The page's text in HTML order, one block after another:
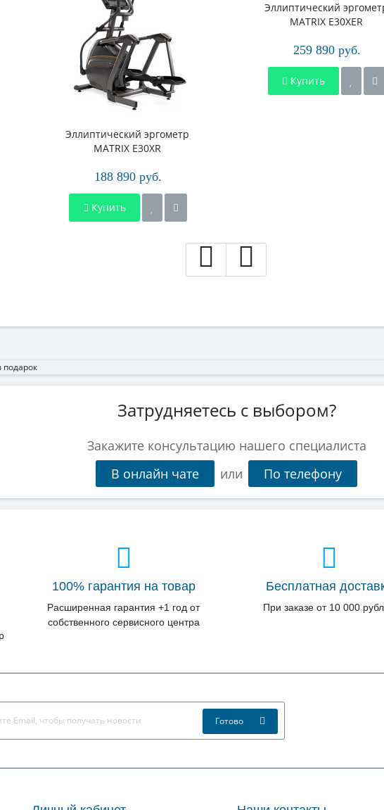
Эллиптический эргометр
MATRIX E30XR
188 890 руб.
Купить
Эллиптический
MATRIX E30XER
259 890 руб.
Купить
Затрудняетесь с выбором?
Закажите консультацию нашего специалиста
В онлайн чате
или По телефону
100% гарантия на товар
Расширенная гарантия +1 год от
собственного сервисного центра
Бесплатная
При заказе от 10 000
Готово